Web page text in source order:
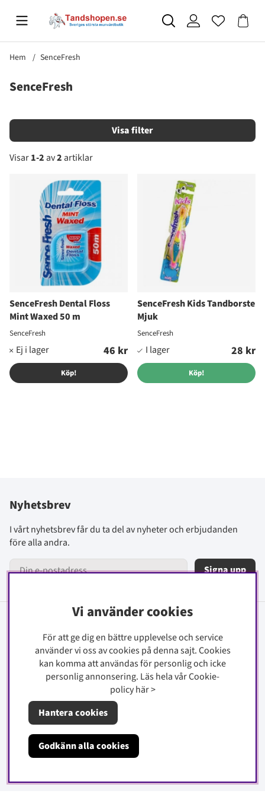
Hem SenceFresh
SenceFresh
Filtrera
Visar1-2 av2 artiklar
Produkter
SenceFresh Dental Floss
Mint Waxed 50 m
SenceFresh
46 kr
Köp!
SenceFresh Kids Tandborste
Mjuk
SenceFresh
28 kr
Köp!
Nyhetsbrev
I vårt nyhetsbrev får du ta del av nyheter och erbjudanden
före alla andra.
Signa upp
Kontakt
Köpinfo
Cookiepolicy
Om oss
Vi använder cookies
För att ge dig en bättre upplevelse och service
använder vi oss av cookies på denna sajt.Cookies
kan komma att användas för personlig och icke
personlig annonsering. Läs hela vår Cookie-
policyhär>
Hantera cookies
Godkänn alla cookies